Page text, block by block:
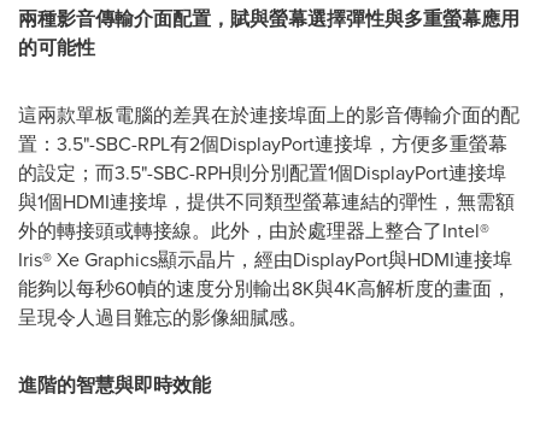
兩種影音傳輸介面配置，賦與螢幕選擇彈性與多重螢幕應用
的可能性
這兩款單板電腦的差異在於連接埠面上的影音傳輸介面的配
置：3.5"-SBC-RPL有2個DisplayPort連接埠，方便多重螢幕
的設定；而3.5"-SBC-RPH則分別配置1個DisplayPort連接埠
與1個HDMI連接埠，提供不同類型螢幕連結的彈性，無需額
外的轉接頭或轉接線。此外，由於處理器上整合了Intel®
Iris® Xe Graphics顯示晶片，經由DisplayPort與HDMI連接埠
能夠以每秒60幀的速度分別輸出8K與4K高解析度的畫面，
呈現令人過目難忘的影像細膩感。
進階的智慧與即時效能